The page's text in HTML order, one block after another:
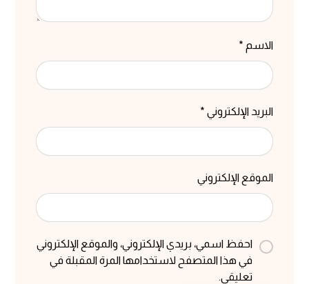
الاسم *
البريد الإلكتروني *
الموقع الإلكتروني
احفظ اسمي، بريدي الإلكتروني، والموقع الإلكتروني
في هذا المتصفح لاستخدامها المرة المقبلة في
تعليقي.